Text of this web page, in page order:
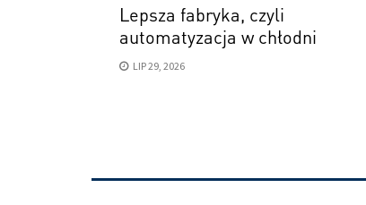
Lepsza fabryka, czyli
automatyzacja w chłodni
LIP 29, 2026